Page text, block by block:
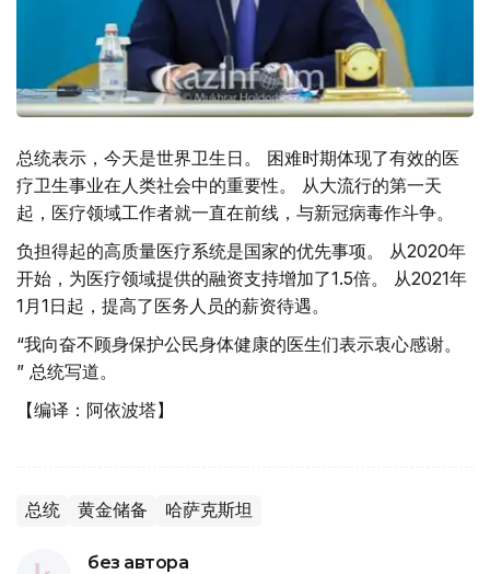
总统表示，今天是世界卫生日。 困难时期体现了有效的医
疗卫生事业在人类社会中的重要性。 从大流行的第一天
起，医疗领域工作者就一直在前线，与新冠病毒作斗争。
负担得起的高质量医疗系统是国家的优先事项。 从2020年
开始，为医疗领域提供的融资支持增加了1.5倍。 从2021年
1月1日起，提高了医务人员的薪资待遇。
“我向奋不顾身保护公民身体健康的医生们表示衷心感谢。
” 总统写道。
【编译：阿依波塔】
总统 黄金储备 哈萨克斯坦
без автора